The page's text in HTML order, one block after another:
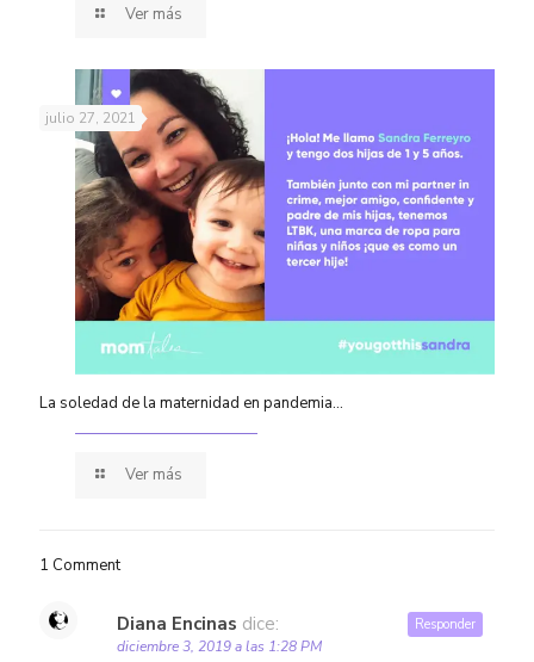
Ver más
julio 27, 2021
La soledad de la maternidad en pandemia…
Ver más
1 Comment
Diana Encinas dice:
diciembre 3, 2019 a las 1:28 PM
Responder